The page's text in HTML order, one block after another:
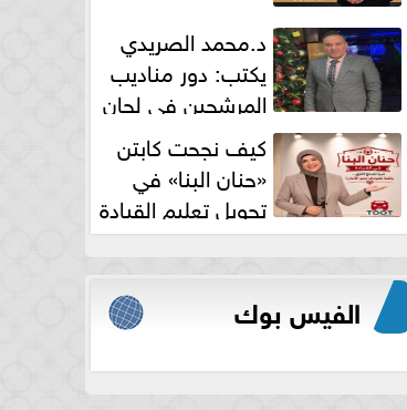
د.محمد الصريدي
يكتب: دور مناديب
المرشحين في لجان
الانتخابات
كيف نجحت كابتن
«حنان البنا» في
تحويل تعليم القيادة
النسائية من خوف...
الفيس بوك